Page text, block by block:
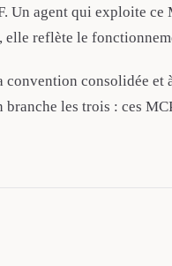
agent qui exploite
elle reflète le
consolidée
les trois : ces